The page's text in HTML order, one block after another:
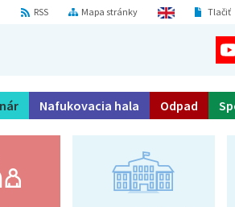
Tlačiť
Mapa stránky
RSS
Nafukovacia hala Odpad